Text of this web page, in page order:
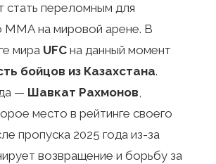
стать переломным для
ММА на мировой арене. В
мира UFC на данный момент
бойцов из Казахстана.
— Шавкат Рахмонов,
место в рейтинге своего
пропуска 2025 года из-за
возвращение и борьбу за